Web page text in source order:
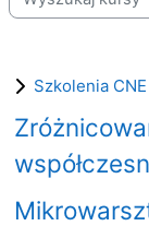
Szkolenia CNE